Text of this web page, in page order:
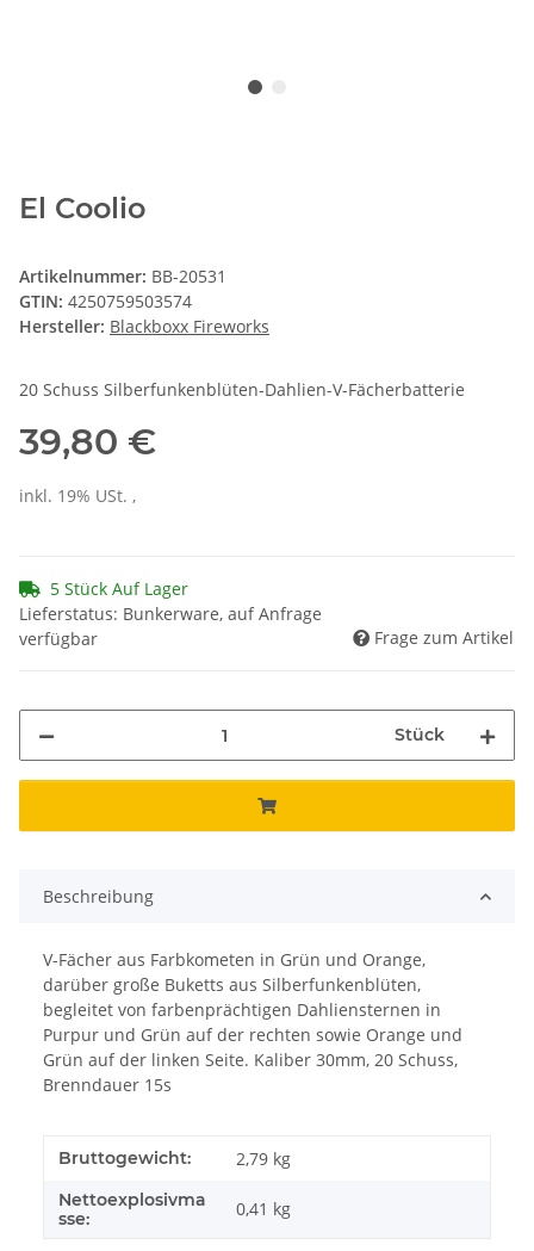
El Coolio
Artikelnummer: BB-20531
GTIN: 4250759503574
Hersteller: Blackboxx Fireworks
20 Schuss Silberfunkenblüten-Dahlien-V-Fächerbatterie
39,80 €
inkl. 19% USt. ,
5 Stück Auf Lager
Lieferstatus: Bunkerware, auf Anfrage
verfügbar
Frage zum Artikel
Stück
Beschreibung
V-Fächer aus Farbkometen in Grün und Orange,
darüber große Buketts aus Silberfunkenblüten,
begleitet von farbenprächtigen Dahliensternen in
Purpur und Grün auf der rechten sowie Orange und
Grün auf der linken Seite. Kaliber 30mm, 20 Schuss,
Brenndauer 15s
Bruttogewicht: 2,79 kg
Nettoexplosivma
sse:
0,41 kg